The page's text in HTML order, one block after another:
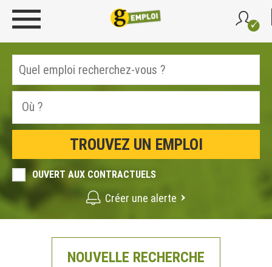
OUVERT AUX CONTRACTUELS
Créer une alerte
NOUVELLE RECHERCHE